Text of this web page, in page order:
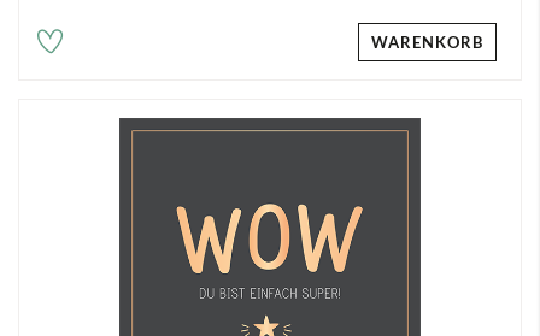
WARENKORB